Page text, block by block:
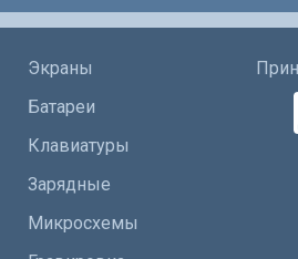
Экраны
Батареи
Клавиатуры
Зарядные
Микросхемы